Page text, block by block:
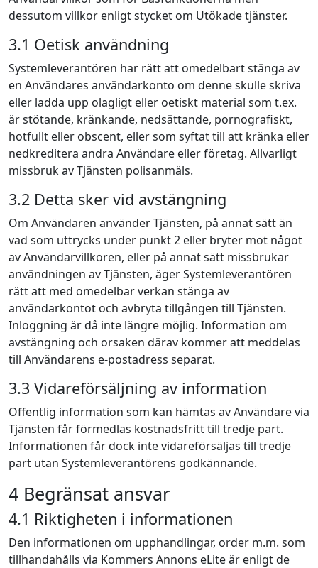
dessutom villkor enligt stycket om Utökade tjänster.
3.1 Oetisk användning
Systemleverantören har rätt att omedelbart stänga av
en Användares användarkonto om denne skulle skriva
eller ladda upp olagligt eller oetiskt material som t.ex.
är stötande, kränkande, nedsättande, pornografiskt,
hotfullt eller obscent, eller som syftat till att kränka eller
nedkreditera andra Användare eller företag. Allvarligt
missbruk av Tjänsten polisanmäls.
3.2 Detta sker vid avstängning
Om Användaren använder Tjänsten, på annat sätt än
vad som uttrycks under punkt 2 eller bryter mot något
av Användarvillkoren, eller på annat sätt missbrukar
användningen av Tjänsten, äger Systemleverantören
rätt att med omedelbar verkan stänga av
användarkontot och avbryta tillgången till Tjänsten.
Inloggning är då inte längre möjlig. Information om
avstängning och orsaken därav kommer att meddelas
till Användarens e-postadress separat.
3.3 Vidareförsäljning av information
Offentlig information som kan hämtas av Användare via
Tjänsten får förmedlas kostnadsfritt till tredje part.
Informationen får dock inte vidareförsäljas till tredje
part utan Systemleverantörens godkännande.
4 Begränsat ansvar
4.1 Riktigheten i informationen
Den informationen om upphandlingar, order m.m. som
tillhandahålls via Kommers Annons eLite är enligt de